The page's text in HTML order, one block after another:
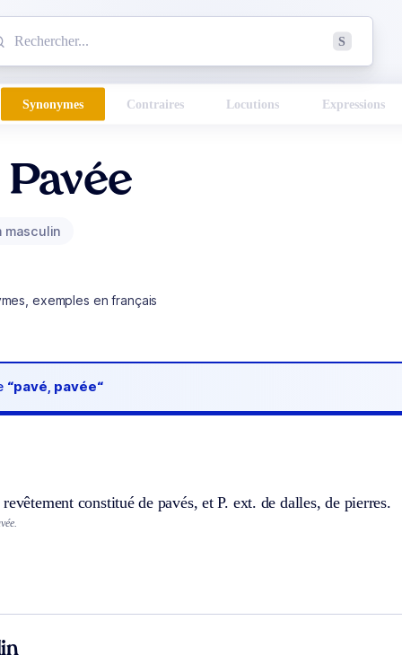
S
Synonymes Contraires Locutions Expressions
Pavée
masculin
exemples en français
“pavé, pavée“
constitué de pavés, etP. ext. de dalles, de pierres.